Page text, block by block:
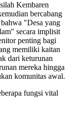
Kembaren
bercabang
"Desa yang
secara implisit
penting bagi
memiliki kaitan
dari keturunan
mereka hingga
komunitas awal.
fungsi vital